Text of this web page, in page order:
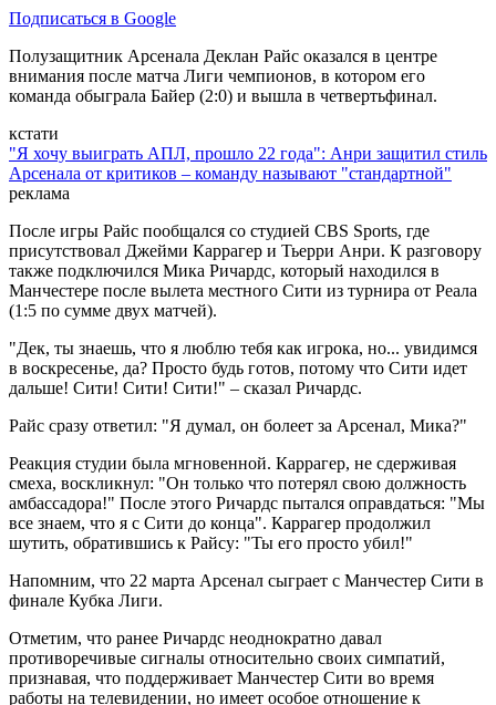
Подписаться в Google
Полузащитник Арсенала Деклан Райс оказался в центре
внимания после матча Лиги чемпионов, в котором его
команда обыграла Байер (2:0) и вышла в четвертьфинал.
кстати
"Я хочу выиграть АПЛ, прошло 22 года": Анри защитил стиль
Арсенала от критиков – команду называют "стандартной"
реклама
После игры Райс пообщался со студией CBS Sports, где
присутствовал Джейми Каррагер и Тьерри Анри. К разговору
также подключился Мика Ричардс, который находился в
Манчестере после вылета местного Сити из турнира от Реала
(1:5 по сумме двух матчей).
"Дек, ты знаешь, что я люблю тебя как игрока, но... увидимся
в воскресенье, да? Просто будь готов, потому что Сити идет
дальше! Сити! Сити! Сити!" – сказал Ричардс.
Райс сразу ответил: "Я думал, он болеет за Арсенал, Мика?"
Реакция студии была мгновенной. Каррагер, не сдерживая
смеха, воскликнул: "Он только что потерял свою должность
амбассадора!" После этого Ричардс пытался оправдаться: "Мы
все знаем, что я с Сити до конца". Каррагер продолжил
шутить, обратившись к Райсу: "Ты его просто убил!"
Напомним, что 22 марта Арсенал сыграет с Манчестер Сити в
финале Кубка Лиги.
Отметим, что ранее Ричардс неоднократно давал
противоречивые сигналы относительно своих симпатий,
признавая, что поддерживает Манчестер Сити во время
работы на телевидении, но имеет особое отношение к